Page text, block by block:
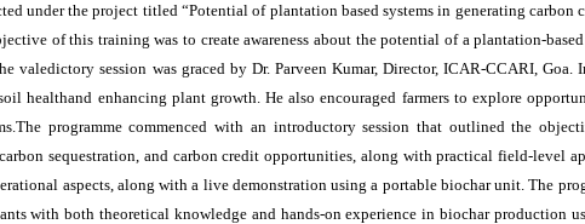
under the project titled “Potential of plantation based systems in generating
of this training was to create awareness about the potential of a plantation-based
session was graced by Dr. Parveen Kumar, Director, ICAR-CCARI, Goa.
healthand enhancing plant growth. He also encouraged farmers to explore
programme commenced with an introductory session that outlined the
sequestration, and carbon credit opportunities, along with practical field-level
aspects, along with a live demonstration using a portable biochar unit. The
with both theoretical knowledge and hands-on experience in biochar production